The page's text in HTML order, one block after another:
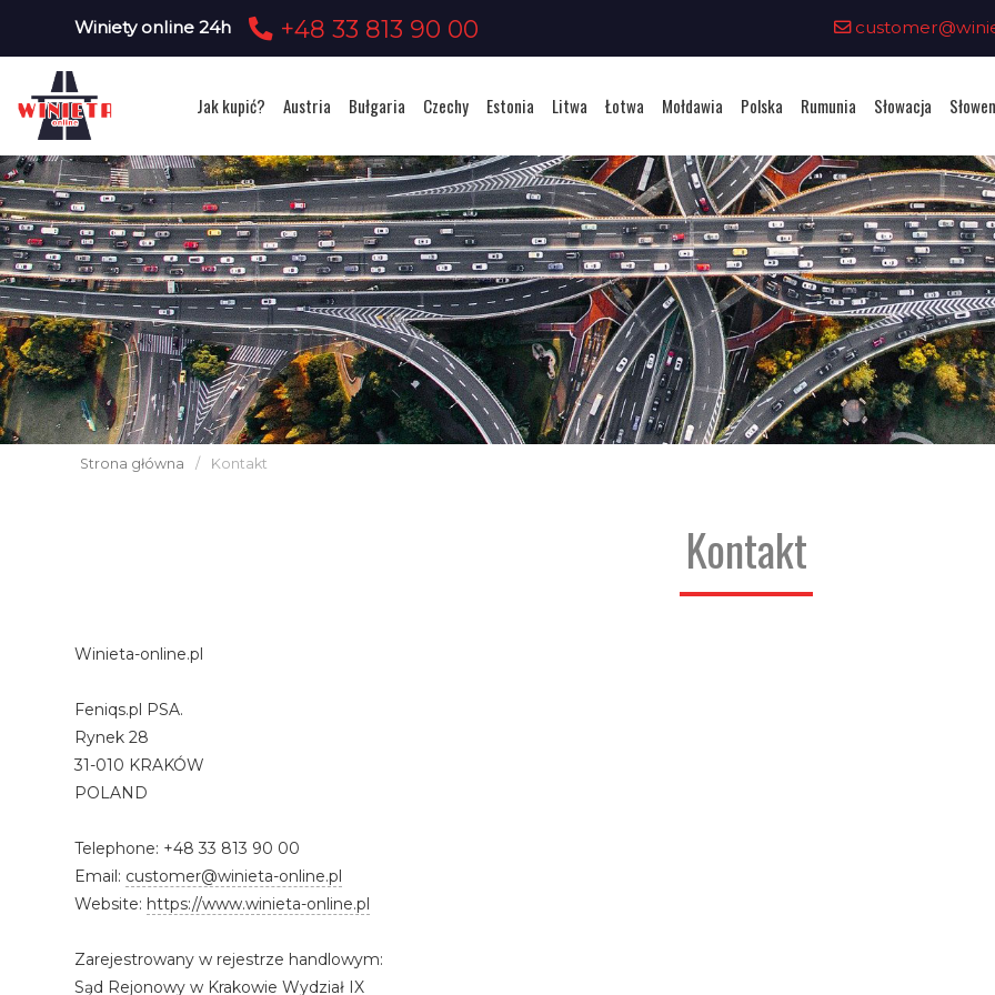
Winiety online 24h +48 33 813 90 00
Jak kupić? Austria Bułgaria Czechy Estonia Litwa Łotwa Mołdawia Polska Rumunia Słowacja
Strona główna / Kontakt
Kontakt
Winieta-online.pl
Feniqs.pl PSA.
Rynek 28
31-010 KRAKÓW
POLAND
Telephone: +48 33 813 90 00
Email: customer@winieta-online.pl
Website: https://www.winieta-online.pl
Zarejestrowany w rejestrze handlowym:
Sąd Rejonowy w Krakowie Wydział IX